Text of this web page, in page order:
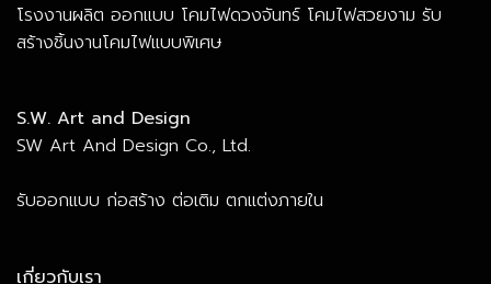
โรงงานผลิต ออกแบบ โคมไฟดวงจันทร์ โคมไฟสวยงาม รับ
สร้างชิ้นงานโคมไฟแบบพิเศษ
S.W. Art and Design
SW Art And Design Co., Ltd.
รับออกแบบ ก่อสร้าง ต่อเติม ตกแต่งภายใน
เกี่ยวกับเรา